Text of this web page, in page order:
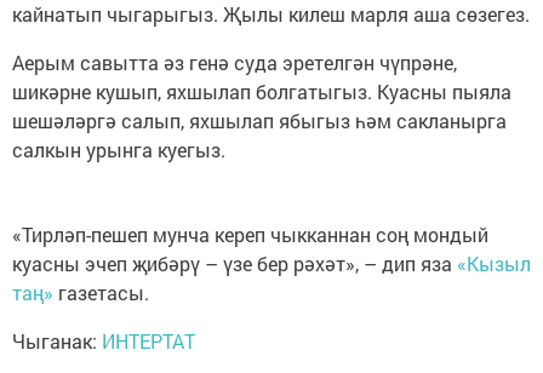
кайнатып чыгарыгыз. Җылы килеш марля аша сөзегез.
Аерым савытта әз генә суда эретелгән чүпрәне,
шикәрне кушып, яхшылап болгатыгыз. Куасны пыяла
шешәләргә салып, яхшылап ябыгыз һәм сакланырга
салкын урынга куегыз.
«Тирләп-пешеп мунча кереп чыкканнан соң мондый
куасны эчеп җибәрү – үзе бер рәхәт», – дип яза «Кызыл
таң» газетасы.
Чыганак: ИНТЕРТАТ